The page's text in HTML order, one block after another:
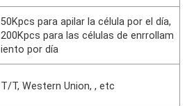
50Kpcs para apilar la célula por el día,
200Kpcs para las células de enrrollam
iento por día
T/T, Western Union, , etc